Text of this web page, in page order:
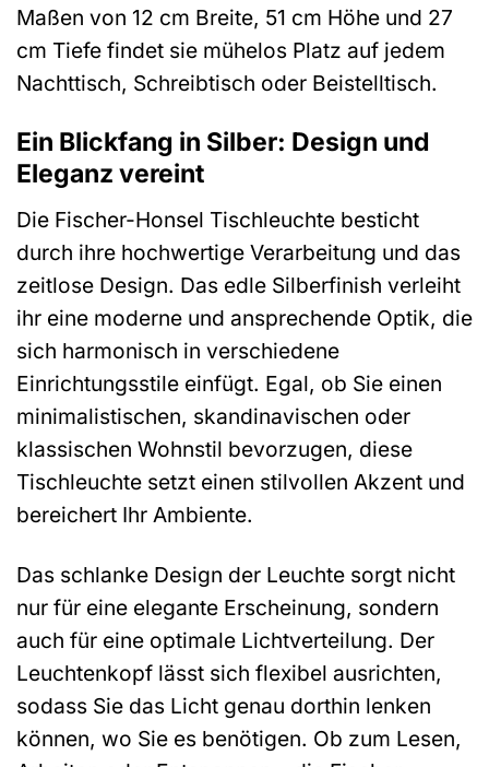
Maßen von 12 cm Breite, 51 cm Höhe und 27
cm Tiefe findet sie mühelos Platz auf jedem
Nachttisch, Schreibtisch oder Beistelltisch.
Ein Blickfang in Silber: Design und
Eleganz vereint
Die Fischer-Honsel Tischleuchte besticht
durch ihre hochwertige Verarbeitung und das
zeitlose Design. Das edle Silberfinish verleiht
ihr eine moderne und ansprechende Optik, die
sich harmonisch in verschiedene
Einrichtungsstile einfügt. Egal, ob Sie einen
minimalistischen, skandinavischen oder
klassischen Wohnstil bevorzugen, diese
Tischleuchte setzt einen stilvollen Akzent und
bereichert Ihr Ambiente.
Das schlanke Design der Leuchte sorgt nicht
nur für eine elegante Erscheinung, sondern
auch für eine optimale Lichtverteilung. Der
Leuchtenkopf lässt sich flexibel ausrichten,
sodass Sie das Licht genau dorthin lenken
können, wo Sie es benötigen. Ob zum Lesen,